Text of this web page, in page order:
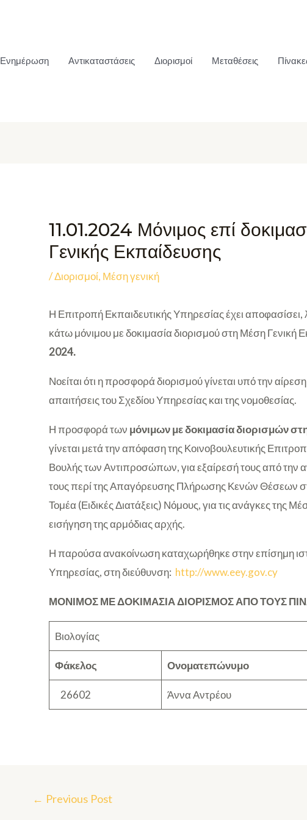
Ενημέρωση Αντικαταστάσεις Διορισμοί Μεταθέσεις
11.01.2024 Μόνιμος επί
Γενικής Εκπαίδευσης
/Διορισμοί, Μέση γενική
Η Επιτροπή Εκπαιδευτικής Υπηρεσίας έχει
κάτω μόνιμου με δοκιμασία διορισμού στη Μέση Γενική
2024.
Νοείται ότι η προσφορά διορισμού γίνεται υπό την
απαιτήσεις του Σχεδίου Υπηρεσίας και της νομοθεσίας.
Η προσφορά των μόνιμων με δοκιμασία διορισμών
γίνεται μετά την απόφαση της Κοινοβουλευτικής
Βουλής των Αντιπροσώπων, για εξαίρεσή τους από
τους περί της Απαγόρευσης Πλήρωσης Κενών Θέσεων
Τομέα (Ειδικές Διατάξεις) Νόμους, για τις ανάγκες της
εισήγηση της αρμόδιας αρχής.
Η παρούσα ανακοίνωση καταχωρήθηκε στην επίσημη
Υπηρεσίας, στη διεύθυνση: http://www.eey.gov.cy
ΜΟΝΙΜΟΣ ΜΕ ΔΟΚΙΜΑΣΙΑ ΔΙΟΡΙΣΜΟΣ ΑΠΟ ΤΟΥΣ
Βιολογίας
Φάκελος Ονοματεπώνυμο
26602 Άννα Αντρέου
← Previous Post